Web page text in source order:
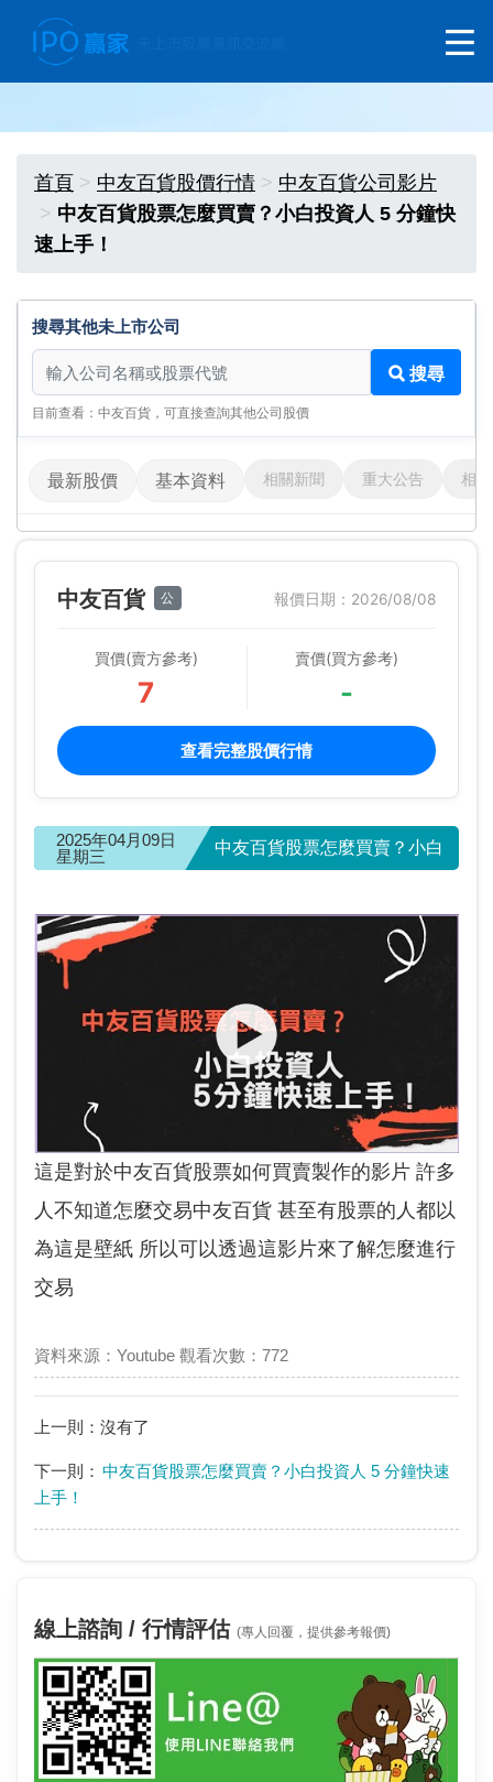
首頁 中友百貨股價行情
中友百貨公司影片
中友百貨股票怎麼買賣？小白投資人 5 分鐘快
速上手！
搜尋其他未上市公司
搜尋其他未上市公司
搜尋
目前查看：中友百貨，可直接查詢其他公司股價
最新股價 基本資料 相關新聞 重大公告 相
中友百貨 公 報價日期：2026/08/08
買價(賣方參考)
7
賣價(買方參考)
-
查看完整股價行情
2025年04月09日
星期三
中友百貨股票怎麼買賣？小白
這是對於中友百貨股票如何買賣製作的影片 許多
人不知道怎麼交易中友百貨 甚至有股票的人都以
為這是壁紙 所以可以透過這影片來了解怎麼進行
交易
資料來源：Youtube 觀看次數：772
上一則：沒有了
下一則： 中友百貨股票怎麼買賣？小白投資人 5 分鐘快速
上手！
線上諮詢 / 行情評估 (專人回覆，提供參考報價)